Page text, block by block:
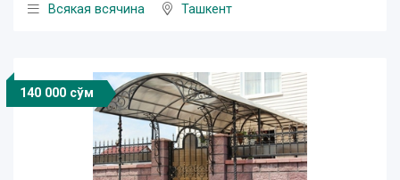
Всякая всячина
Ташкент
140 000 сўм